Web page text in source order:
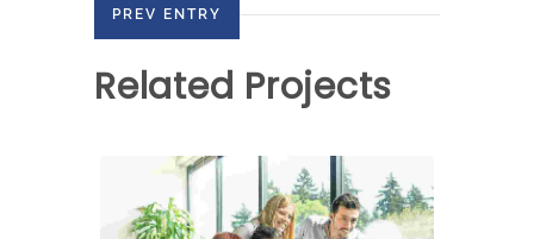
PREV ENTRY
Related Projects